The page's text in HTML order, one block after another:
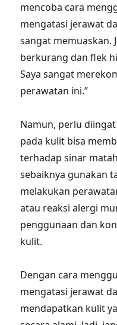
mencoba cara
mengatasi jerawat
sangat memuaskan.
berkurang dan flek
Saya sangat
perawatan ini.”
Namun, perlu
pada kulit bisa
terhadap sinar
sebaiknya gunakan
melakukan
atau reaksi alergi
penggunaan dan
kulit.
Dengan cara
mengatasi jerawat
mendapatkan kulit